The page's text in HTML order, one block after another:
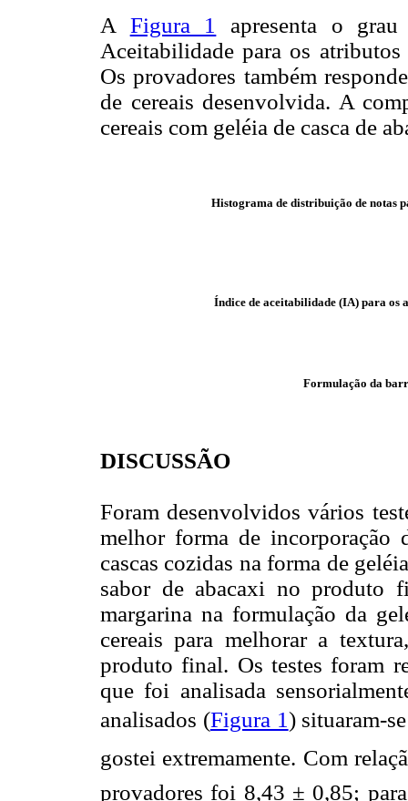
A Figura 1 apresenta o
Aceitabilidade para os
Os provadores também
de cereais desenvolvida. A
cereais com geléia de casca de
Histograma de distribuição de notas
Índice de aceitabilidade (IA) para os
Formulação da
DISCUSSÃO
Foram desenvolvidos vários
melhor forma de incorporação
cascas cozidas na forma de
sabor de abacaxi no produto
margarina na formulação da
cereais para melhorar a
produto final. Os testes foram
que foi analisada
analisados (Figura 1) situaram-
gostei extremamente. Com
provadores foi 8,43 ± 0,85;